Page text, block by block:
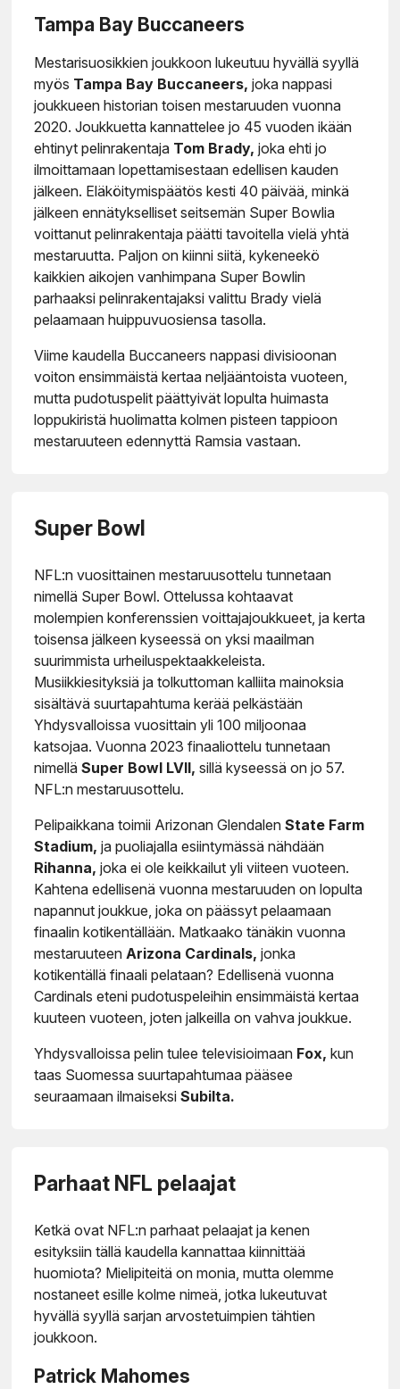
Tampa Bay Buccaneers
Mestarisuosikkien joukkoon lukeutuu hyvällä syyllä
myös Tampa Bay Buccaneers,joka nappasi
joukkueen historian toisen mestaruuden vuonna
2020. Joukkuetta kannattelee jo 45 vuoden ikään
ehtinyt pelinrakentaja Tom Brady,joka ehti jo
ilmoittamaan lopettamisestaan edellisen kauden
jälkeen. Eläköitymispäätös kesti 40 päivää, minkä
jälkeen ennätykselliset seitsemän Super Bowlia
voittanut pelinrakentaja päätti tavoitella vielä yhtä
mestaruutta. Paljon on kiinni siitä, kykeneekö
kaikkien aikojen vanhimpana Super Bowlin
parhaaksi pelinrakentajaksi valittu Brady vielä
pelaamaan huippuvuosiensa tasolla.
Viime kaudella Buccaneers nappasi divisioonan
voiton ensimmäistä kertaa neljääntoista vuoteen,
mutta pudotuspelit päättyivät lopulta huimasta
loppukiristä huolimatta kolmen pisteen tappioon
mestaruuteen edennyttä Ramsia vastaan.
Super Bowl
NFL:n vuosittainen mestaruusottelu tunnetaan
nimellä Super Bowl. Ottelussa kohtaavat
molempien konferenssien voittajajoukkueet, ja kerta
toisensa jälkeen kyseessä on yksi maailman
suurimmista urheiluspektaakkeleista.
Musiikkiesityksiä ja tolkuttoman kalliita mainoksia
sisältävä suurtapahtuma kerää pelkästään
Yhdysvalloissa vuosittain yli 100 miljoonaa
katsojaa. Vuonna 2023 finaaliottelu tunnetaan
nimelläSuper Bowl LVII,sillä kyseessä on jo 57.
NFL:n mestaruusottelu.
Pelipaikkana toimii Arizonan GlendalenState Farm
Stadium,ja puoliajalla esiintymässä nähdään
Rihanna,joka ei ole keikkailut yli viiteen vuoteen.
Kahtena edellisenä vuonna mestaruuden on lopulta
napannut joukkue, joka on päässyt pelaamaan
finaalin kotikentällään. Matkaako tänäkin vuonna
mestaruuteenArizona Cardinals,jonka
kotikentällä finaali pelataan? Edellisenä vuonna
Cardinals eteni pudotuspeleihin ensimmäistä kertaa
kuuteen vuoteen, joten jalkeilla on vahva joukkue.
Yhdysvalloissa pelin tulee televisioimaan Fox,kun
taas Suomessa suurtapahtumaa pääsee
seuraamaan ilmaiseksiSubilta.
Parhaat NFL pelaajat
Ketkä ovat NFL:n parhaat pelaajat ja kenen
esityksiin tällä kaudella kannattaa kiinnittää
huomiota? Mielipiteitä on monia, mutta olemme
nostaneet esille kolme nimeä, jotka lukeutuvat
hyvällä syyllä sarjan arvostetuimpien tähtien
joukkoon.
Patrick Mahomes